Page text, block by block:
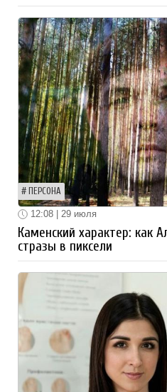
ПЕРСОНА
12:08 | 29 июля
Каменский характер: как
стразы в пиксели